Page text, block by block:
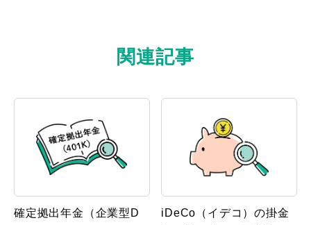
関連記事
確定拠出年金（企業型D
iDeCo（イデコ）の掛金